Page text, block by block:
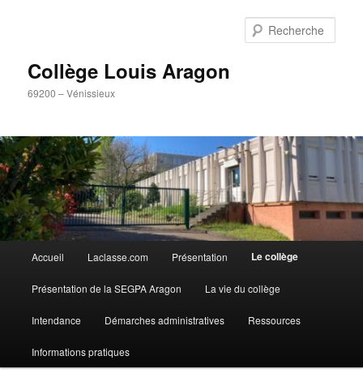
Collège Louis Aragon
69200 – Vénissieux
principal
Accueil Laclasse.com Présentation Le collège
Présentation de la SEGPA Aragon La vie du collège
Intendance Démarches administratives Ressources
Informations pratiques